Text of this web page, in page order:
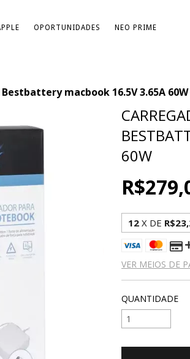
OPORTUNIDADES NEO PRIME
macbook 16.5V 3.65A 60W
60W
12 X DE
VER MEIOS DE
QUANTIDADE